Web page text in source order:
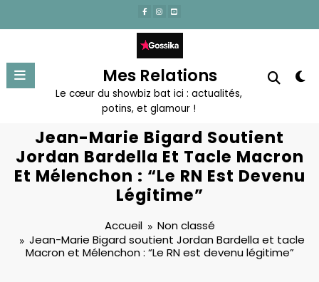
contenu
Mes Relations
Le cœur du showbiz bat ici : actualités,
potins, et glamour !
Jean-Marie Bigard Soutient
Jordan Bardella Et Tacle Macron
Et Mélenchon : “Le RN Est Devenu
Légitime”
Accueil
Non classé
Jean-Marie Bigard soutient Jordan Bardella et tacle
Macron et Mélenchon : “Le RN est devenu légitime”